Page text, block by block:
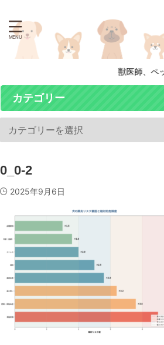
獣医師、ペ
カテゴリー
0_0-2
2025年9月6日